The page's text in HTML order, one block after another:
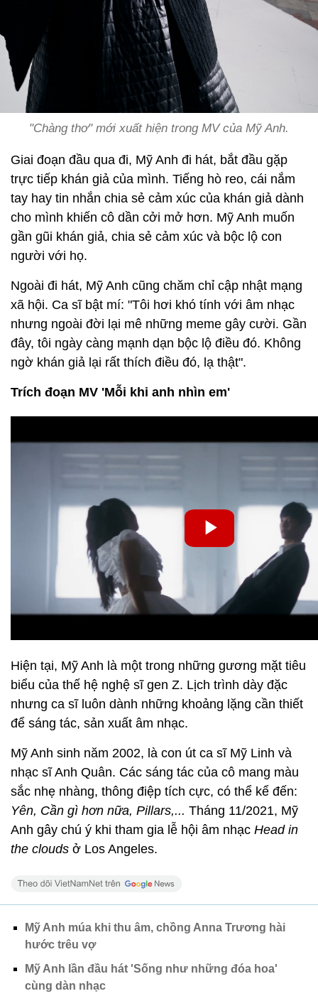
"Chàng thơ" mới xuất hiện trong MV của Mỹ Anh.
Giai đoạn đầu qua đi, Mỹ Anh đi hát, bắt đầu gặp
trực tiếp khán giả của mình. Tiếng hò reo, cái nắm
tay hay tin nhắn chia sẻ cảm xúc của khán giả dành
cho mình khiến cô dần cởi mở hơn. Mỹ Anh muốn
gần gũi khán giả, chia sẻ cảm xúc và bộc lộ con
người với họ.
Ngoài đi hát, Mỹ Anh cũng chăm chỉ cập nhật mạng
xã hội. Ca sĩ bật mí: "Tôi hơi khó tính với âm nhạc
nhưng ngoài đời lại mê những meme gây cười. Gần
đây, tôi ngày càng mạnh dạn bộc lộ điều đó. Không
ngờ khán giả lại rất thích điều đó, lạ thật".
Trích đoạn MV 'Mỗi khi anh nhìn em'
Hiện tại, Mỹ Anh là một trong những gương mặt tiêu
biểu của thế hệ nghệ sĩ gen Z. Lịch trình dày đặc
nhưng ca sĩ luôn dành những khoảng lặng cần thiết
để sáng tác, sản xuất âm nhạc.
Mỹ Anh sinh năm 2002, là con út ca sĩ Mỹ Linh và
nhạc sĩ Anh Quân. Các sáng tác của cô mang màu
sắc nhẹ nhàng, thông điệp tích cực, có thể kể đến:
Yên, Cần gì hơn nữa, Pillars,... Tháng 11/2021, Mỹ
Anh gây chú ý khi tham gia lễ hội âm nhạc Head in
the clouds ở Los Angeles.
Mỹ Anh múa khi thu âm, chồng Anna Trương hài
hước trêu vợ
Mỹ Anh lần đầu hát 'Sống như những đóa hoa'
cùng dàn nhạc